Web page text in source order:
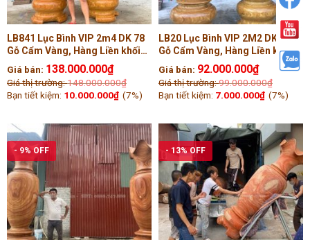
LB841 Lục Bình VIP 2m4 DK 78
Gỗ Cẩm Vàng, Hàng Liền khối
Tiện Tay ( Chú Long, Sài Gòn )
Giá bán: 138.000.000₫
Giá thị trường:148.000.000₫
Bạn tiết kiệm: 10.000.000₫ (7%)
LB20 Lục Bình VIP 2M2 DK 70
Gỗ Cẩm Vàng, Hàng Liền khối
Tiện Tay ( Chú Tuấn, Ninh Bình )
Giá bán: 92.000.000₫
Giá thị trường:99.000.000₫
Bạn tiết kiệm: 7.000.000₫ (7%)
- 9% OFF - 13% OFF